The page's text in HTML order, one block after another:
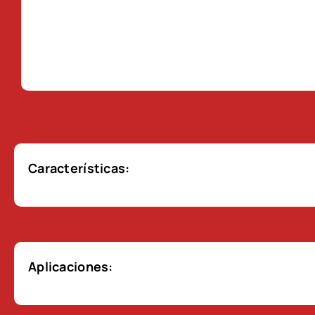
Características:
Aplicaciones: